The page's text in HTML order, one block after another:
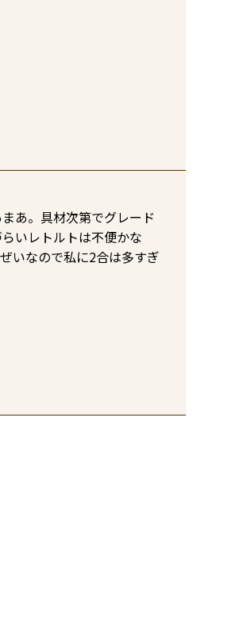
あ。具材次第でグレード
いレトルトは不便かな
いなので私に2合は多すぎ